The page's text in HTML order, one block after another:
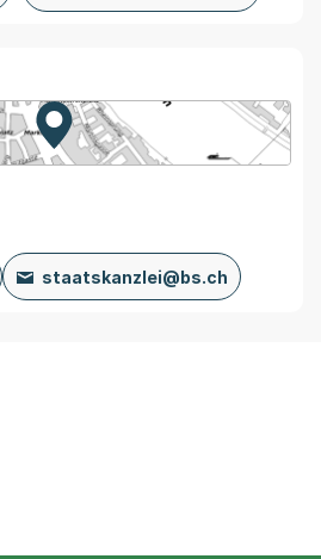
Zur Karte von MapBS.
Externer Link, wird in einem
staatskanzlei@bs.ch